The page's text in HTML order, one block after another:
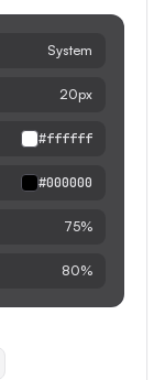
System
20px
#ffffff
#000000
75%
80%